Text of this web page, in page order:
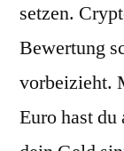
setzen.
Bewertung
vorbeizieht.
Euro hast